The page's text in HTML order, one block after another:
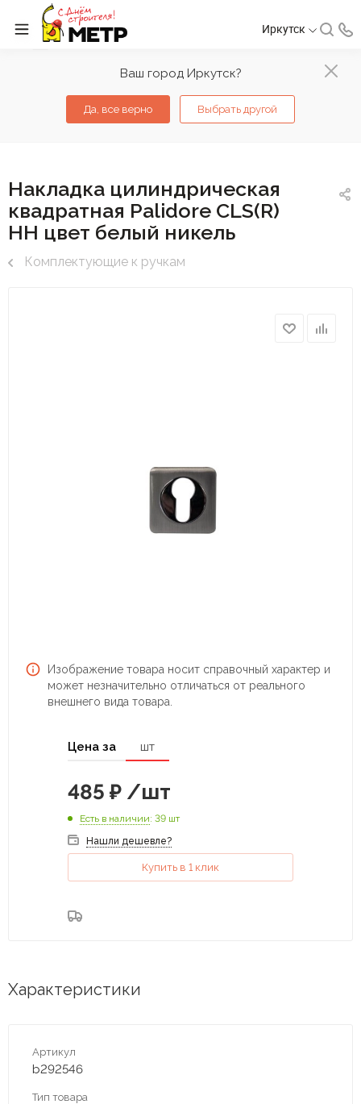
Ваш город Иркутск?
Да, все верно Выбрать другой
Иркутск
Накладка цилиндрическая
квадратная Palidore CLS(R)
HH цвет белый никель
Комплектующие к ручкам
Изображение товара носит справочный характер и
может незначительно отличаться от реального
внешнего вида товара.
Цена за шт
485 ₽ /шт
Есть в наличии: 39 шт
Нашли дешевле?
Купить в 1 клик
Характеристики
Артикул
b292546
Тип товара